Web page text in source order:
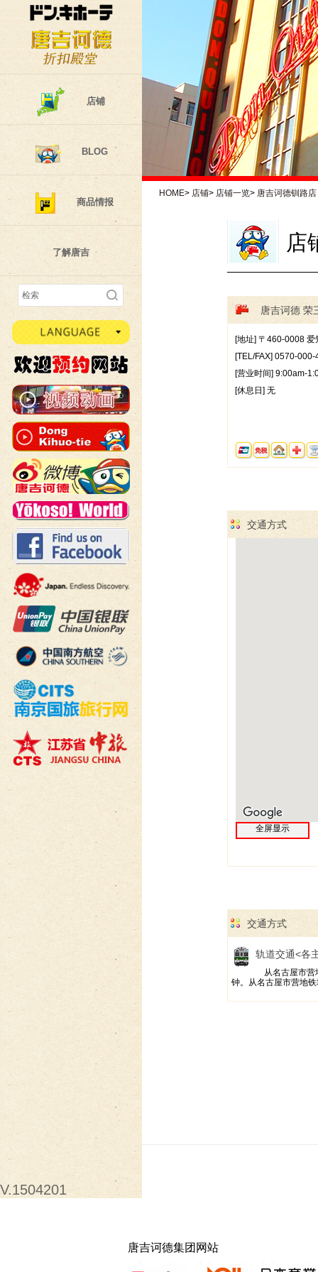
店铺
BLOG
商品情报
了解唐吉
V.1504201
HOME> 店铺> 店铺一览> 唐吉诃德钏路店
店
唐吉诃德 荣
[地址] 〒460-0008
[TEL/FAX] 0570-000-
[营业时间] 9:00am-
[休息日] 无
交通方式
全屏显示
交通方式
轨道交通<各
从名古屋市营
钟。从名古屋市营地
唐吉诃德集团网站